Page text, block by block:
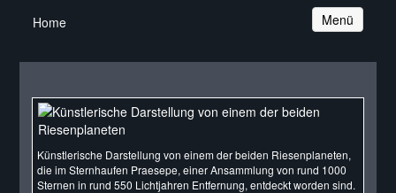
Navigation
Menü
Home
Künstlerische Darstellung von einem der beiden Riesenplaneten,
die im Sternhaufen Praesepe, einer Ansammlung von rund 1000
Sternen in rund 550 Lichtjahren Entfernung, entdeckt worden sind.